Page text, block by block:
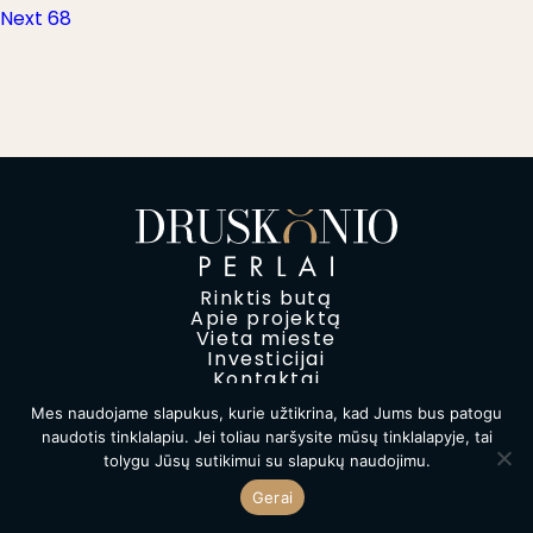
tarp
Next Next
68
Rinktis butą
Apie projektą
Vieta mieste
Investicijai
Kontaktai
2026 Druskonių perlas © Visos teisės saugomos
Privatumo politika
Mes naudojame slapukus, kurie užtikrina, kad Jums bus patogu
naudotis tinklalapiu. Jei toliau naršysite mūsų tinklalapyje, tai
tolygu Jūsų sutikimui su slapukų naudojimu.
Gerai